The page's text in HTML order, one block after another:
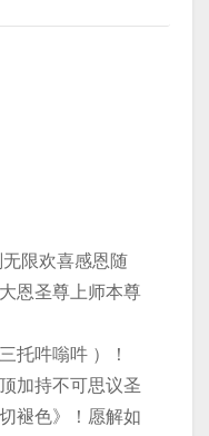
限欢喜感恩随
恩圣尊上师本尊
托吽嗡吽 ）！
加持不可思议圣
褪色》！愿解如